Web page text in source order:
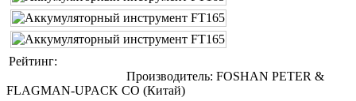
Рейтинг:
Производитель: FOSHAN PETER &
FLAGMAN-UPACK CO (Китай)